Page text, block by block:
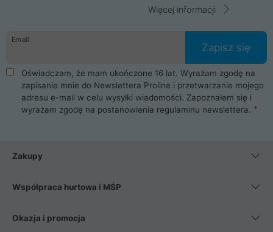
Więcej informacji
Email
Zapisz się
Oświadczam, że mam ukończone 16 lat. Wyrażam zgodę na
zapisanie mnie do Newslettera Proline i przetwarzanie mojego
adresu e-mail w celu wysyłki wiadomości. Zapoznałem się i
wyrażam zgodę na postanowienia regulaminu newslettera.
Zakupy
Współpraca hurtowa i MŚP
Okazja i promocja